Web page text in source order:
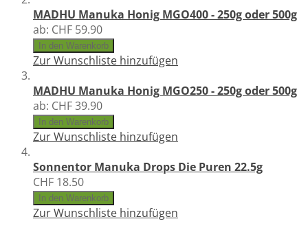
MADHU Manuka Honig MGO400 - 250g oder 500g
ab: CHF 59.90
In den Warenkorb
Zur Wunschliste hinzufügen
MADHU Manuka Honig MGO250 - 250g oder 500g
ab: CHF 39.90
In den Warenkorb
Zur Wunschliste hinzufügen
Sonnentor Manuka Drops Die Puren 22.5g
CHF 18.50
In den Warenkorb
Zur Wunschliste hinzufügen